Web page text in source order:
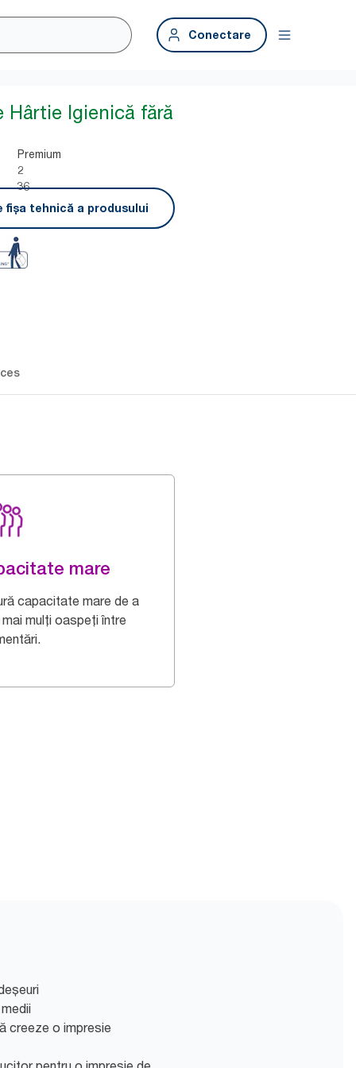
Conectare
Hârtie Igienică fără
Premium
2
36
fișa tehnică a produsului
mare
capacitate mare de a
mulți oaspeți între
creeze o impresie